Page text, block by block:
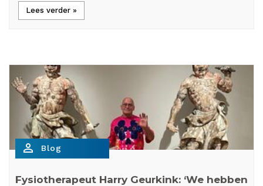
Lees verder »
person_outline Blog
Fysiotherapeut Harry Geurkink: ‘We hebben